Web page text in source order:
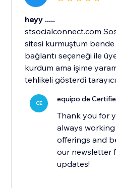
heyy .....
stsocialconnect.com
sitesi kurmuştum
bağlantı seçeneği ile
kurdum ama işime
tehlikeli gösterdi
CE equipo de
Thank you for
always
offerings and
our newsletter
updates!